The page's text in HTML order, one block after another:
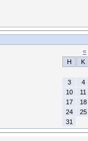
«
H
K
3
4
10
11
17
18
24
25
31